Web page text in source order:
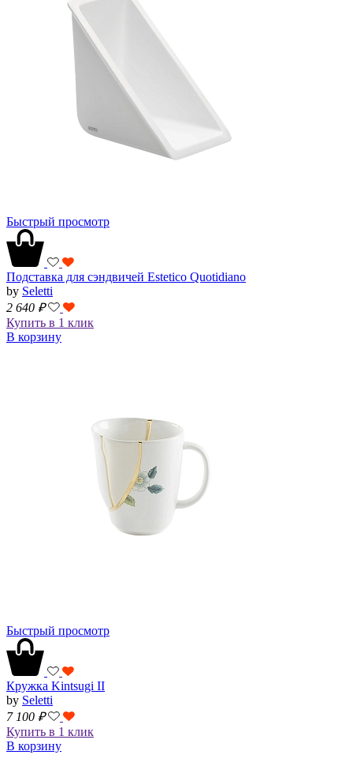
Быстрый просмотр
Подставка для сэндвичей Estetico Quotidiano
by Seletti
2 640 ₽
Купить в 1 клик
В корзину
Быстрый просмотр
Кружка Kintsugi II
by Seletti
7 100 ₽
Купить в 1 клик
В корзину